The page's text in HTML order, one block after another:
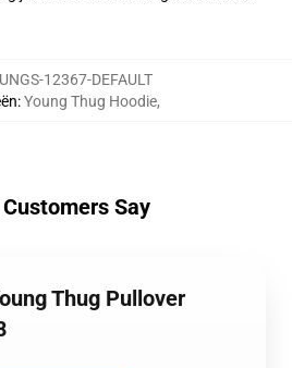
12367-DEFAULT
:Young Thug Hoodie,
Say
Thug Pullover